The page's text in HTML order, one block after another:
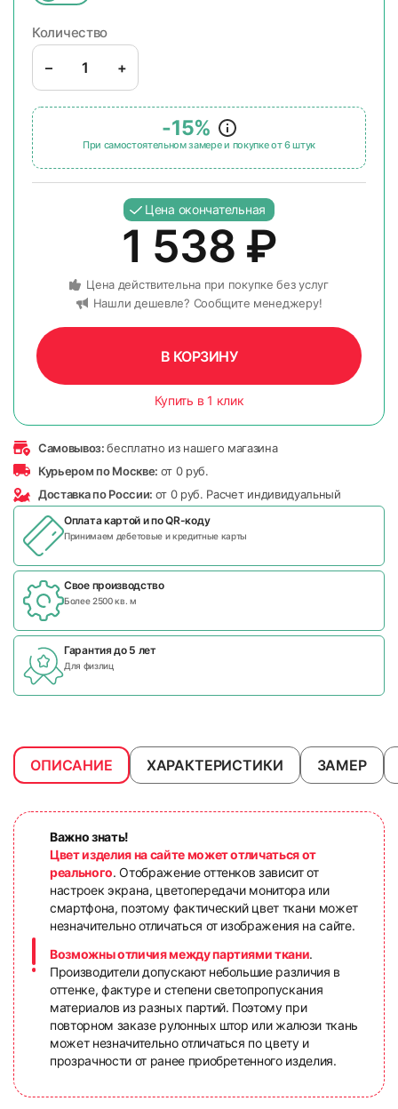
Количество
– +
-15%
При самостоятельном замере и покупке от 6 штук
Цена окончательная
1 538 ₽
Цена действительна при покупке без услуг
Нашли дешевле? Сообщите менеджеру!
В КОРЗИНУ
Купить в 1 клик
Самовывоз:бесплатно из нашего магазина
Курьером по Москве: от 0 руб.
Доставка по России: от 0 руб. Расчет индивидуальный
Оплата картой и поQR-коду
Принимаем дебетовые и кредитные карты
Свое производство
Более 2500 кв. м
Гарантия до 5 лет
Для физлиц
ОПИСАНИЕ ХАРАКТЕРИСТИКИ ЗАМЕР
Важно знать!
Цвет изделия на сайте может отличаться от
реального. Отображение оттенков зависит от
настроек экрана, цветопередачи монитора или
смартфона, поэтому фактический цвет ткани может
незначительно отличаться от изображения на сайте.
Возможны отличия между партиями ткани.
Производители допускают небольшие различия в
оттенке, фактуре и степени светопропускания
материалов из разных партий. Поэтому при
повторном заказе рулонных штор или жалюзи ткань
может незначительно отличаться по цвету и
прозрачности от ранее приобретенного изделия.